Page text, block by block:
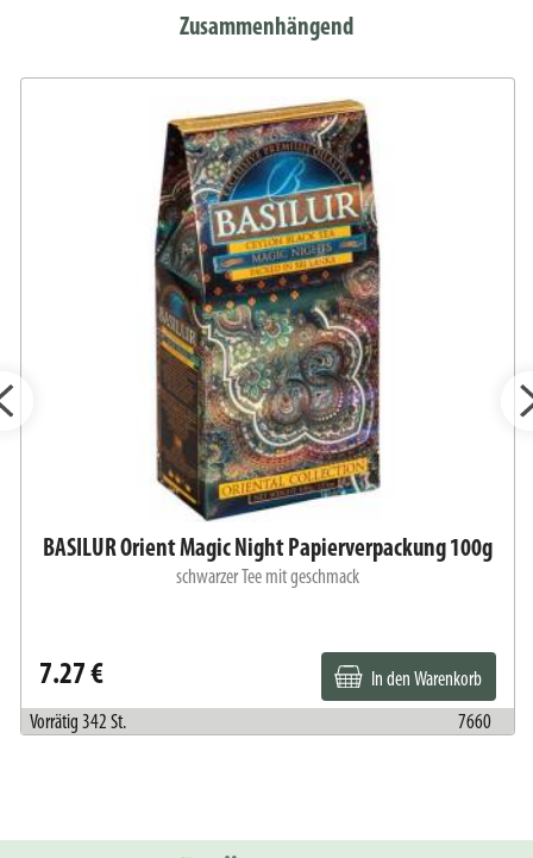
Zusammenhängend
BASILUR Orient Magic Night Papierverpackung 100g
schwarzer Tee mit geschmack
7.27 € In den Warenkorb
Vorrätig 342 St. 7660